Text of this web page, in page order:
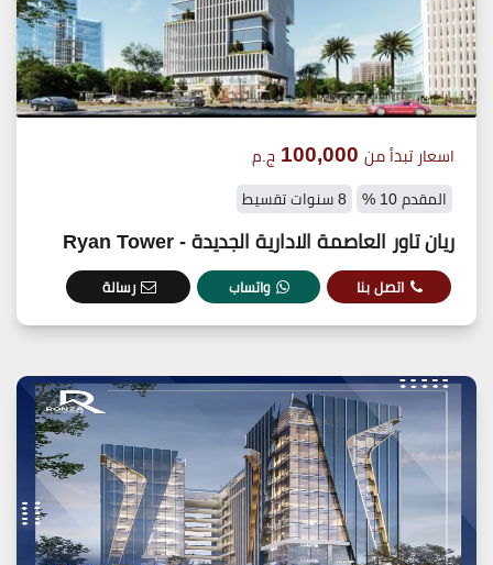
اسعار تبدأ من 100,000 ج.م
المقدم 10 % 8 سنوات تقسيط
ريان تاور العاصمة الادارية الجديدة - Ryan Tower
اتصل بنا واتساب رسالة